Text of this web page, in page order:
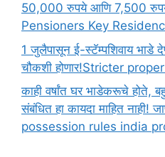
50,000 रुपये आणि 7,500 रुपये
Pensioners Key
1 जुलैपासून ई-स्टॅम्पशिवाय भाडे
चौकशी होणार!Stricter
काही वर्षांत घर भाडेकरूचे होते,
संबंधित हा कायदा माहित नाही!
possession rules india